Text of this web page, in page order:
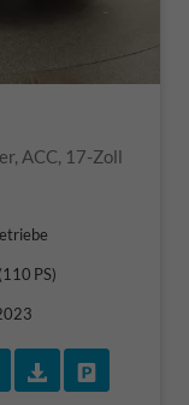
ACC, 17-Zoll
PS)
vereinbaren
Wir rufen Sie an